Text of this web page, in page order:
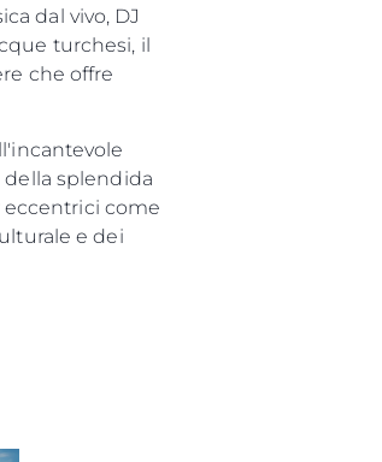
dal vivo, DJ
turchesi, il
che offre
della splendida
eccentrici come
e dei